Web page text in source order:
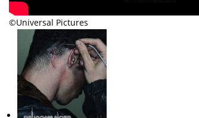
©Universal Pictures